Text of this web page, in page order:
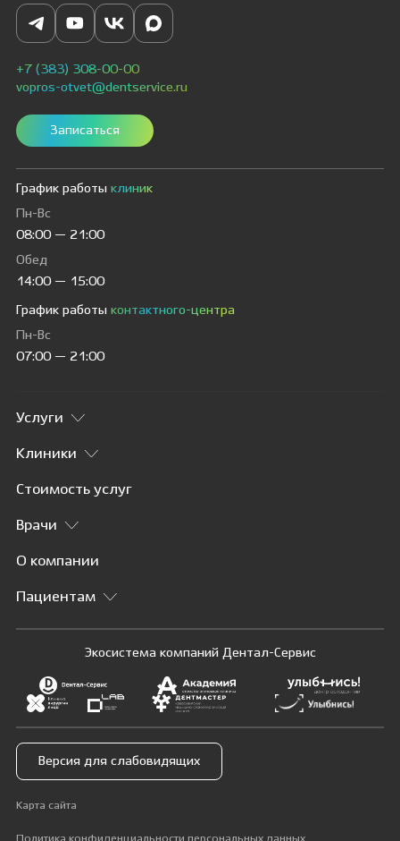
+7 (383) 308-00-00
vopros-otvet@dentservice.ru
Записаться
График работы клиник
Пн-Вс
08:00 — 21:00
Обед
14:00 — 15:00
График работы контактного-центра
Пн-Вс
07:00 — 21:00
Услуги
Клиники
Стоимость услуг
Врачи
О компании
Пациентам
Экосистема компаний Дентал-Сервис
Версия для слабовидящих
Карта сайта
Политика конфиденциальности персональных данных